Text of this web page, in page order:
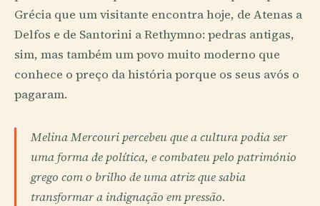
Grécia que um visitante encontra hoje, de Atenas a
Delfos e de Santorini a Rethymno: pedras antigas,
sim, mas também um povo muito moderno que
conhece o preço da história porque os seus avós o
pagaram.
Melina Mercouri percebeu que a cultura podia ser
uma forma de política, e combateu pelo património
grego com o brilho de uma atriz que sabia
transformar a indignação em pressão.